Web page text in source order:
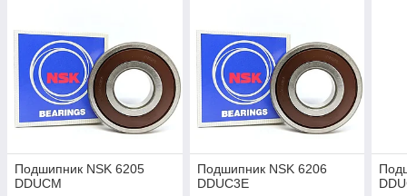
Подшипник NSK 6205
DDUCM
Подшипник NSK 6206
DDUC3E